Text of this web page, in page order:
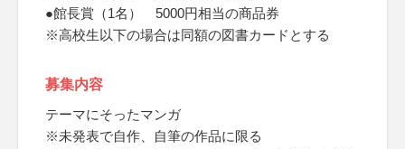
●館長賞（1名） 5000円相当の商品券
※高校生以下の場合は同額の図書カードとする
募集内容
テーマにそったマンガ
※未発表で自作、自筆の作品に限る